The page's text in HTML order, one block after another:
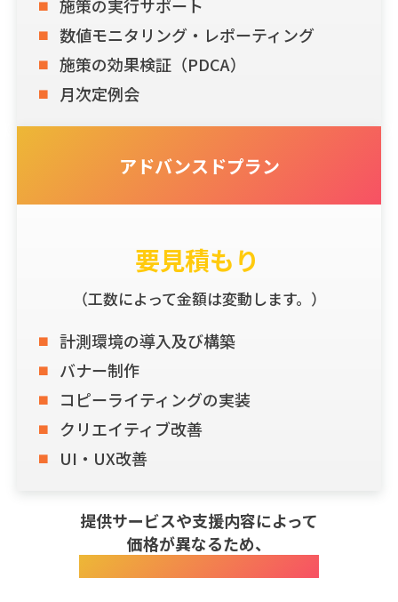
施策の実行サポート
数値モニタリング・レポーティング
施策の効果検証（PDCA）
月次定例会
アドバンスドプラン
要見積もり
（工数によって金額は変動します。）
計測環境の導入及び構築
バナー制作
コピーライティングの実装
クリエイティブ改善
UI・UX改善
提供サービスや支援内容によって
価格が異なるため、